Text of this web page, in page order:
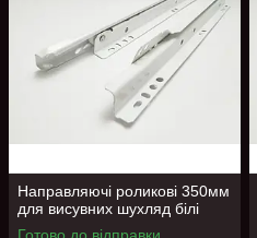
Направляючі роликові 350мм
для висувних шухляд білі